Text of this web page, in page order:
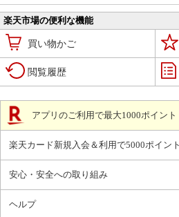
楽天市場の便利な機能
買い物かご
閲覧履歴
アプリのご利用で最大1000ポイント
楽天カード新規入会＆利用で5000ポイン
安心・安全への取り組み
ヘルプ